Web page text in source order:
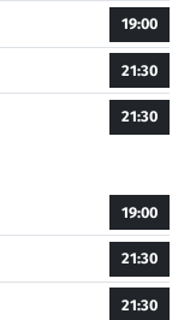
19:00
21:30
21:30
19:00
21:30
21:30